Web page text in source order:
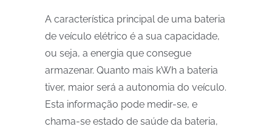
A característica principal de uma bateria
de veículo elétrico é a sua capacidade,
ou seja, a energia que consegue
armazenar. Quanto mais kWh a bateria
tiver, maior será a autonomia do veículo.
Esta informação pode medir-se, e
chama-se estado de saúde da bateria,